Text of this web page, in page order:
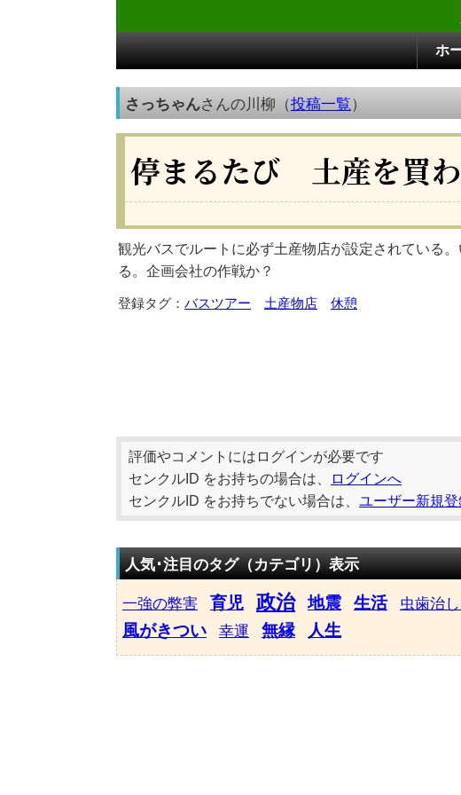
ホ
さっちゃんさんの川柳（投稿一覧）
停まるたび 土産を買
観光バスでルートに必ず土産物店が設定されている
る。企画会社の作戦か？
登録タグ： バスツアー 土産物店 休憩
評価やコメントにはログインが必要です
センクルID をお持ちの場合は、
ログインへ
センクルID をお持ちでない場合は、 ユーザー新規
人気･注目のタグ（カテゴリ）表示
一強の弊害 育児 政治 地震 生活 虫歯治
風がきつい 幸運 無縁 人生